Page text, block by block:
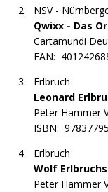
NSV -
Qwixx - Das
Cartamundi
EAN:
Erlbruch
Leonard
Peter Hammer
ISBN:
Erlbruch
Wolf
Peter Hammer